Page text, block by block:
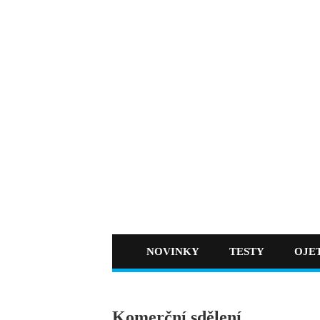
NOVINKY TESTY